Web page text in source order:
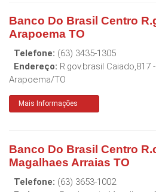
Banco Do Brasil Centro
Arapoema TO
Telefone: (63) 3435-1305
Endereço: R.gov.brasil Caiado,817
Arapoema/TO
Mais Informações
Banco Do Brasil Centro
Magalhaes Arraias TO
Telefone: (63) 3653-1002